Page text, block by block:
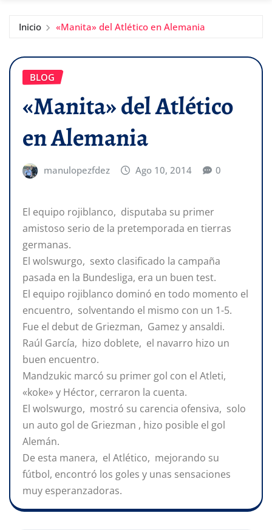
Inicio «Manita» del Atlético en Alemania
BLOG
«Manita» del Atlético
en Alemania
manulopezfdez Ago 10, 2014 0
El equipo rojiblanco, disputaba su primer
amistoso serio de la pretemporada en tierras
germanas.
El wolswurgo, sexto clasificado la campaña
pasada en la Bundesliga, era un buen test.
El equipo rojiblanco dominó en todo momento el
encuentro, solventando el mismo con un 1-5.
Fue el debut de Griezman, Gamez y ansaldi.
Raúl García, hizo doblete, el navarro hizo un
buen encuentro.
Mandzukic marcó su primer gol con el Atleti,
«koke» y Héctor, cerraron la cuenta.
El wolswurgo, mostró su carencia ofensiva, solo
un auto gol de Griezman , hizo posible el gol
Alemán.
De esta manera, el Atlético, mejorando su
fútbol, encontró los goles y unas sensaciones
muy esperanzadoras.